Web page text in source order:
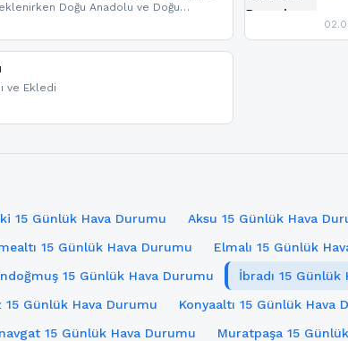
Doğu Anadolu ve Doğu
riski uyarısı yapıldı. İşte son dakika
ve Ekledi
15 Günlük Hava Durumu Aksu 15 Günlük Hava
15 Günlük Hava Durumu Elmalı 15 Günlük
15 Günlük Hava Durumu İbradı 15 Günlük
15 Günlük Hava Durumu Konyaaltı 15 Günlük Hava
15 Günlük Hava Durumu Muratpaşa 15